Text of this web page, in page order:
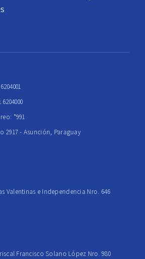
*991
2917 - Asunción, Paraguay
Valentinas e Independencia Nro. 646
Francisco Solano López Nro. 980